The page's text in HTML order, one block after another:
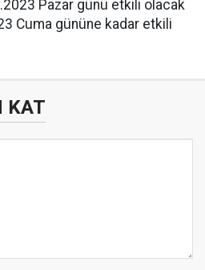
Pazar günü etkili olacak
Cuma gününe kadar etkili
KAT